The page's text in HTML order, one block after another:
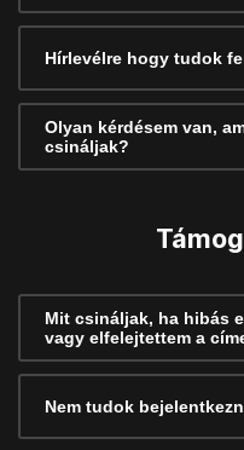
Hírlevélre hogy tudok
Olyan kérdésem van,
csináljak?
Mit csináljak, ha hibás
vagy elfelejtettem a
Nem tudok